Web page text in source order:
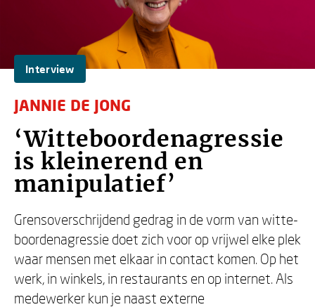
Interview
JANNIE DE JONG
‘Witteboordenagressie
is kleinerend en
manipulatief’
Grensoverschrijdend gedrag in de vorm van witte-
boordenagressie doet zich voor op vrijwel elke plek
waar mensen met elkaar in contact komen. Op het
werk, in winkels, in restaurants en op internet. Als
medewerker kun je naast externe